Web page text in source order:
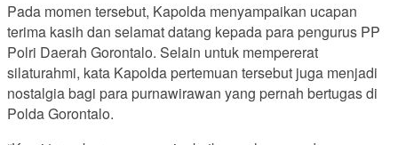
Pada momen tersebut, Kapolda menyampaikan ucapan
terima kasih dan selamat datang kepada para pengurus PP
Polri Daerah Gorontalo. Selain untuk mempererat
silaturahmi, kata Kapolda pertemuan tersebut juga menjadi
nostalgia bagi para purnawirawan yang pernah bertugas di
Polda Gorontalo.